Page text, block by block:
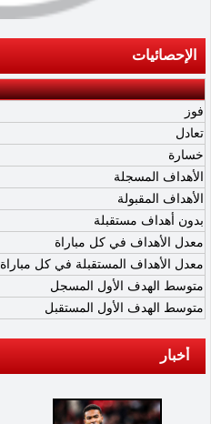
الإحصائيات
فوز
تعادل
خسارة
الأهداف المسجلة
الأهداف المقبولة
بدون أهداف مستقبلة
معدل الأهداف في كل مباراة
معدل الأهداف المستقبلة في كل مباراة
متوسط الهدف الأول المسجل
متوسط الهدف الأول المستقبل
أخبار